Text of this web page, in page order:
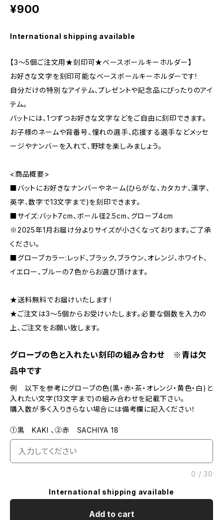
¥900
International shipping available
【3～5個ご注文用★刻印可★ベースボールキーホルダー】
お好きな文字を刻印可能なベースボールキーホルダーです!
自分だけの特別なアイテム、プレゼントや記念品にぴったりのアイ
テム。
バットには、1つずつお好きな文字などをご自由に刻印できます。
お子様のネームや背番号、憧れの選手、応援する選手などメッセ
ージやナンバーを入れて、野球を楽しみましょう。
<商品概要>
■バットにお好きなナンバーやネーム(ひらがな、カタカナ、漢字、
英字、数字で13文字まで)を刻印できます。
■サイズ:バット7cm、ボール径2.5cm、グローブ4cm
※2025年1月お届け分よりサイズが小さくなっております。ご了承
ください。
■グローブカラー:レッド、ブラック、ブラウン、オレンジ、ホワイト、
イエロー、ブルーの7色からお選び頂けます。
★送料無料でお届けいたします！
★ご注文は3～5個からお受けいたします。必要な個数を入力の
上、ご注文をお願い致します。
グローブの色と入れたい刻印の組み合わせ ※青は欠
品中です
例 以下を参考にグローブの色(黒・赤・茶・オレンジ・黄色・白)と
入れたい文字(13文字まで)の組み合わせを記載下さい。
購入数が多く入りきらない場合には備考欄に記入ください！
①黒 KAKI 、②赤 SACHIYA 18
0 /30
International shipping available
Add to cart